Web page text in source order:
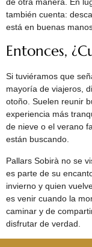
también cuenta:
está en buenas
Entonces,
Si tuviéramos que
mayoría de viajeros,
otoño. Suelen reunir
experiencia más
de nieve o el verano
están buscando.
Pallars Sobirà no se
es parte de su
invierno y quien
es venir cuando la
caminar y de
disfrutar de verdad.